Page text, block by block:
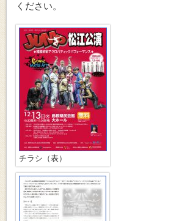
ください。
チラシ（表）